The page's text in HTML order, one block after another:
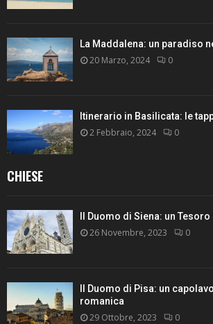
La Maddalena: un paradiso
20 Marzo, 2024 0
Itinerario in Basilicata: le
2 Febbraio, 2024 0
CHIESE
Il Duomo di Siena: un Tesoro
26 Novembre, 2023 0
Il Duomo di Pisa: un
romanica
29 Ottobre, 2023 0